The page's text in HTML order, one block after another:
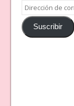
Dirección
de
correoSuscribir